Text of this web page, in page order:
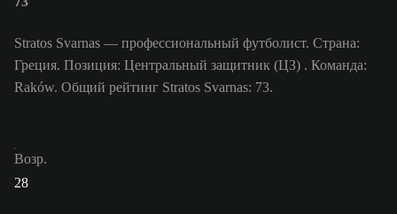
Stratos Svarnas — профессиональный футболист. Страна:
Греция. Позиция: Центральный защитник (ЦЗ) . Команда:
Raków. Общий рейтинг Stratos Svarnas: 73.
Возр.
28